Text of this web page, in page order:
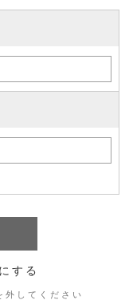
する
外してください